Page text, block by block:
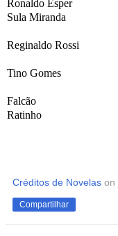
Ronaldo Ésper
Sula Miranda
Reginaldo Rossi
Tino Gomes
Falcão
Ratinho
Créditos de Novelas on
Compartilhar